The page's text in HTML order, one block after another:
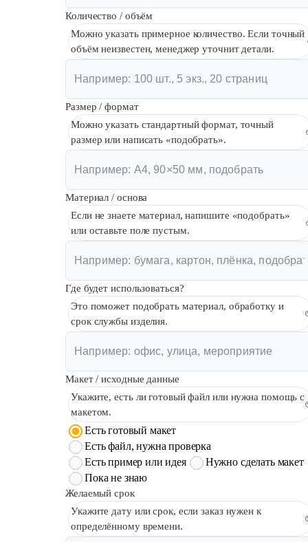
Количество / объём
Можно указать примерное количество. Если точный
объём неизвестен, менеджер уточнит детали.
Размер / формат
Можно указать стандартный формат, точный
размер или написать «подобрать».
Материал / основа
Если не знаете материал, напишите «подобрать»
или оставьте поле пустым.
Где будет использоваться?
Это поможет подобрать материал, обработку и
срок службы изделия.
Макет / исходные данные
Укажите, есть ли готовый файл или нужна помощь с
макетом.
Есть готовый макет
Есть файл, нужна проверка
Есть пример или идея
Нужно сделать макет
Пока не знаю
Желаемый срок
Укажите дату или срок, если заказ нужен к
определённому времени.